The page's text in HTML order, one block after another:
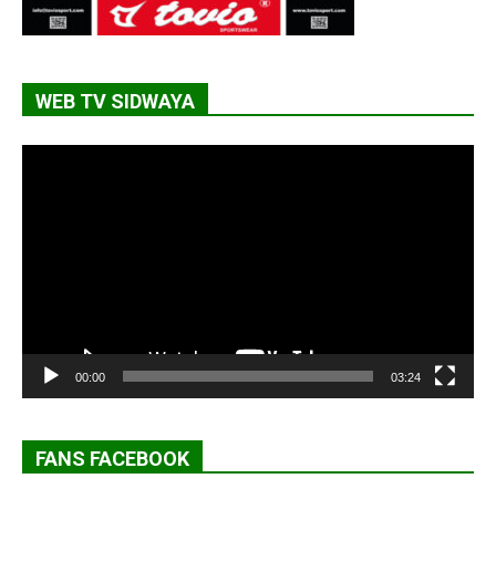
WEB TV SIDWAYA
00:00 03:24
FANS FACEBOOK